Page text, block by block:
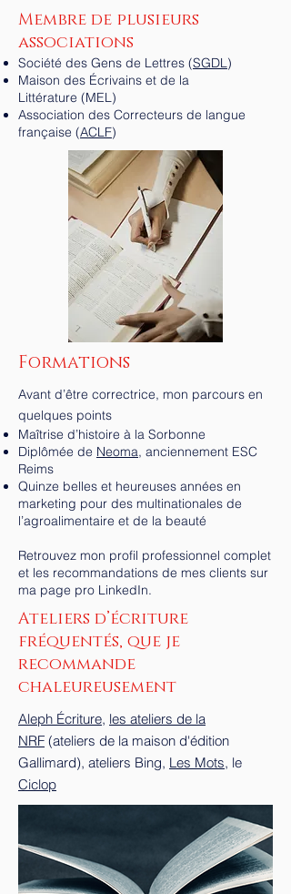
Membre de plusieurs
associations
Société des Gens de Lettres (SGDL)
Maison des Écrivains et de la
Littérature (MEL)
Association des Correcteurs de langue
française (ACLF)
Formations
Avant d’être correctrice, mon parcours en
quelques points
Maîtrise d’histoire à la Sorbonne
Diplômée de Neoma, anciennement ESC
Reims
Quinze belles et heureuses années en
marketing pour des multinationales de
l’agroalimentaire et de la beauté
Retrouvez mon profil professionnel complet
et les recommandations de mes clients sur
ma page pro LinkedIn.
Ateliers d’écriture
fréquentés, que je
recommande
chaleureusement
Aleph Écriture, les ateliers de la
NRF (ateliers de la maison d'édition
Gallimard), ateliers Bing, Les Mots, le
Ciclop